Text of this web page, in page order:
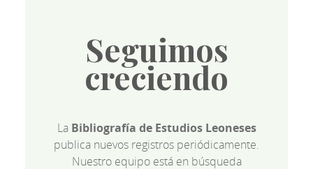
Seguimos
creciendo
La Bibliografía de Estudios Leoneses
publica nuevos registros periódicamente.
Nuestro equipo está en búsqueda